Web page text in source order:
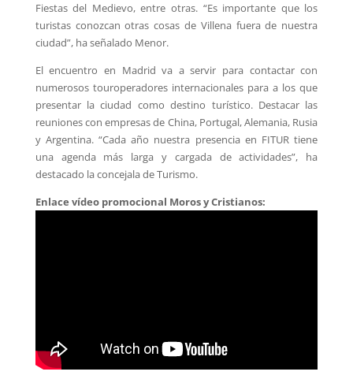
Fiestas del Medievo, entre otras. “Es importante que los
turistas conozcan otras cosas de Villena fuera de nuestra
ciudad”, ha señalado Menor.
El encuentro en Madrid va a servir para contactar con
numerosos touroperadores internacionales para a los que
presentar la ciudad como destino turístico. Destacar las
reuniones con empresas de China, Portugal, Alemania, Rusia
y Argentina. “Cada año nuestra presencia en FITUR tiene
una agenda más larga y cargada de actividades”, ha
destacado la concejala de Turismo.
Enlace vídeo promocional Moros y Cristianos: